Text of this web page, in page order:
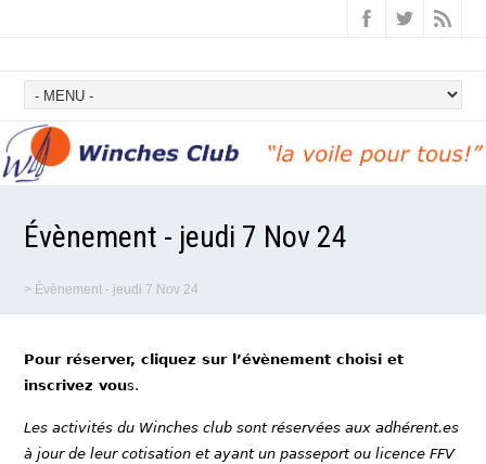
Évènement - jeudi 7 Nov 24
> Évènement - jeudi 7 Nov 24
Pour réserver, cliquez sur l’évènement choisi et
inscrivez vous.
Les activités du Winches club sont réservées aux adhérent.es
à jour de leur cotisation et ayant un passeport ou licence FFV